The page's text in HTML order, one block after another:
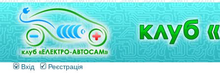
Вхід Реєстрація